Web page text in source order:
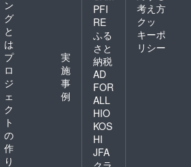
ン
グ
と
は
プ
ロ
ジ
ェ
ク
ト
の
作
り
実
施
事
例
PFI
RE
ふる
さと
納税
AD
FOR
ALL
HIO
KOS
HI
JFA
考え方
クッ
キーポ
リシー